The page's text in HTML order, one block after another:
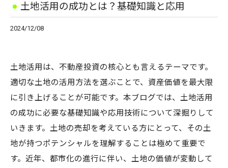
土地活用の成功とは？基礎知識と応用
2024/12/08
土地活用は、不動産投資の核心とも言えるテーマです。
適切な土地の活用方法を選ぶことで、資産価値を最大限
に引き上げることが可能です。本ブログでは、土地活用
の成功に必要な基礎知識や応用技術について深掘りして
いきます。土地の売却を考えている方にとって、その土
地が持つポテンシャルを理解することは極めて重要で
す。近年、都市化の進行に伴い、土地の価値が変動して